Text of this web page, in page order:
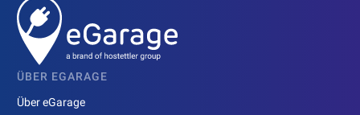
ÜBER EGARAGE
Über eGarage